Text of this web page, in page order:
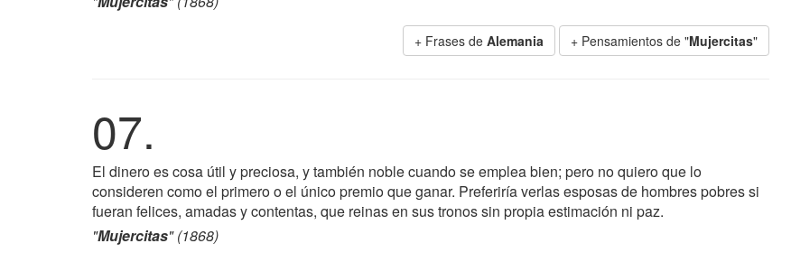
+ Frases de Alemania + Pensamientos de "Mujercitas"
07.
El dinero es cosa útil y preciosa, y también noble cuando se emplea bien; pero no quiero que lo
consideren como el primero o el único premio que ganar. Preferiría verlas esposas de hombres pobres si
fueran felices, amadas y contentas, que reinas en sus tronos sin propia estimación ni paz.
"Mujercitas" (1868)